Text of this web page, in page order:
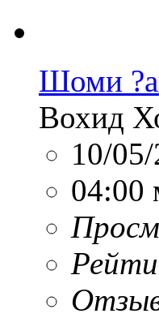
Шоми
Вохид
10/
04:00